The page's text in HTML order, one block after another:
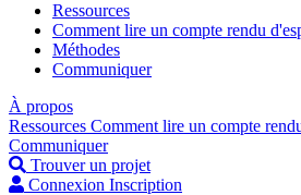
Ressources
Comment lire un compte rendu
Méthodes
Communiquer
À propos
Ressources Comment lire un compte
Communiquer
Trouver un projet
Connexion Inscription